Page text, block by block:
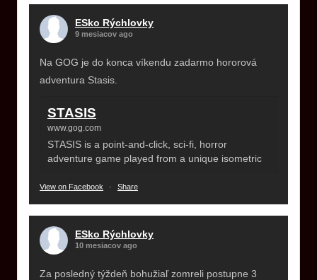
ESko Rýchlovky
9 mesiacov ago
Na GOG je do konca víkendu zadarmo hororová
adventura Stasis.
STASIS
www.gog.com
STASIS is a point-and-click, sci-fi, horror
adventure game played from a unique isometric
View on Facebook · Share
ESko Rýchlovky
10 mesiacov ago
Za posledný týždeň bohužiaľ zomreli postupne 3